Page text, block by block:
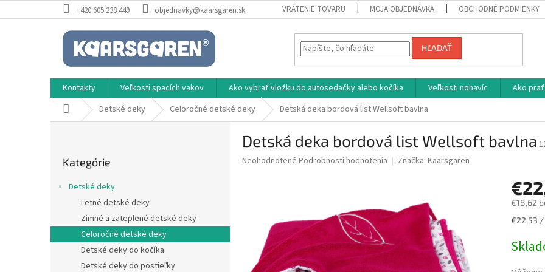
na
+420 605 238 449 objednavky@kaarsgaren.sk VRÁTENIE TOVARU MOJA OBJEDNÁVKA OBCHODNÉ PODMIENKY
HĽADAŤ
Kontakty Veľkosti spacích vakov Ako vybrať vložku do autosedačky alebo kočíka Veľkosti nohavíc Ako
DomovDetské deky Celoročné detské deky Detská deka bordová list Wellsoft bavlna
kategórie
Kategórie
Detské deky
Letné detské deky
Zimné a zateplené detské deky
Celoročné detské deky
Detské deky do kočíka
Detské deky do postieľky
Detská deka bordová list Wellsoft bavlna
Priemerné
hviezdičiek.
Neohodnotené Podrobnosti hodnotenia Značka: Kaarsgaren
€18,62
€22,53 /